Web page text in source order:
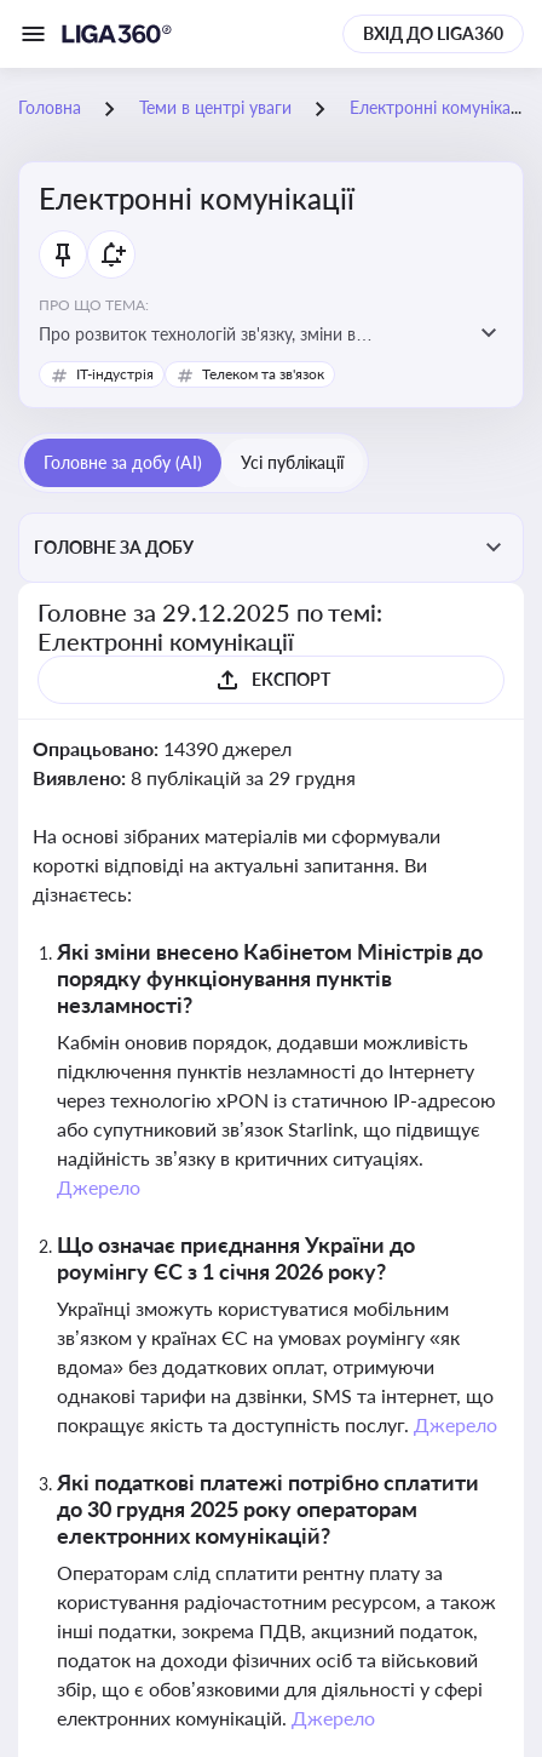
ВХІД ДО LIGA360
Головна Теми в центрі уваги Електронні комунікації
Електронні комунікації
ПРО ЩО ТЕМА:
Про розвиток технологій зв'язку, зміни в
законодавстві, регулювання ринку телекомунікацій,
інновації в сфері мобільних та інтернет-послуг
IT-індустрія Телеком та зв'язок
Головне за добу (AI) Усі публікації
ГОЛОВНЕ ЗА ДОБУ
Головне за 29.12.2025 по темі:
Електронні комунікації
ЕКСПОРТ
Опрацьовано: 14390 джерел
Виявлено: 8 публікацій за 29 грудня
На основі зібраних матеріалів ми сформували
короткі відповіді на актуальні запитання. Ви
дізнаєтесь:
Які зміни внесено Кабінетом Міністрів до
порядку функціонування пунктів
незламності?
Кабмін оновив порядок, додавши можливість
підключення пунктів незламності до Інтернету
через технологію xPON із статичною IP-адресою
або супутниковий зв’язок Starlink, що підвищує
надійність зв’язку в критичних ситуаціях.
Джерело
Що означає приєднання України до
роумінгу ЄС з 1 січня 2026 року?
Українці зможуть користуватися мобільним
зв’язком у країнах ЄС на умовах роумінгу «як
вдома» без додаткових оплат, отримуючи
однакові тарифи на дзвінки, SMS та інтернет, що
покращує якість та доступність послуг. Джерело
Які податкові платежі потрібно сплатити
до 30 грудня 2025 року операторам
електронних комунікацій?
Операторам слід сплатити рентну плату за
користування радіочастотним ресурсом, а також
інші податки, зокрема ПДВ, акцизний податок,
податок на доходи фізичних осіб та військовий
збір, що є обов’язковими для діяльності у сфері
електронних комунікацій. Джерело